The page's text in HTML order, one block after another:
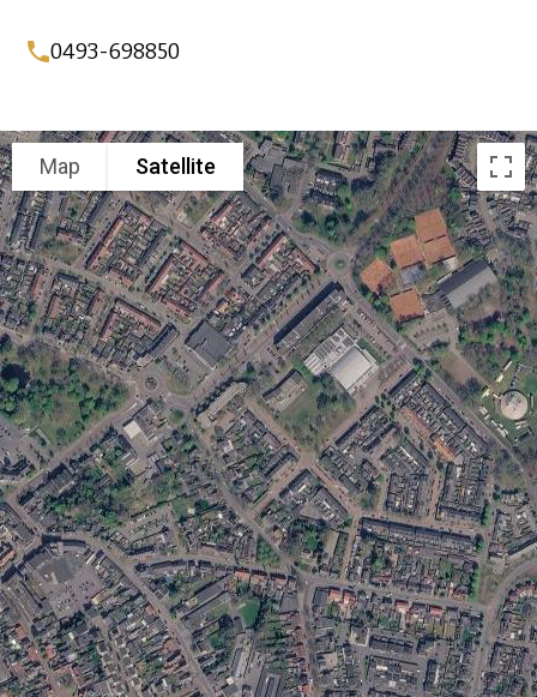
0493-698850
Map Satellite